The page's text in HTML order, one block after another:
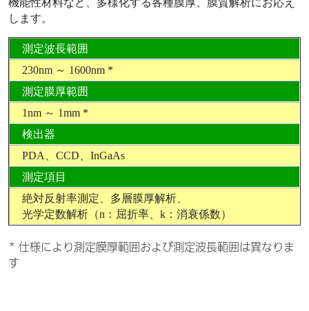
機能性材料など、多様化する各種膜厚、膜質解析にお応え
します。
測定波長範囲
230nm ～ 1600nm *
測定膜厚範囲
1nm ～ 1mm *
検出器
PDA、CCD、InGaAs
測定項目
絶対反射率測定、多層膜厚解析、
光学定数解析（n：屈折率、k：消衰係数）
* 仕様により測定膜厚範囲および測定波長範囲は異なりま
す